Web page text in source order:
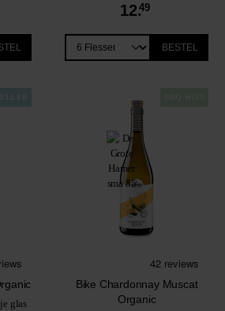
12.49
BESTEL
glas
Bike Chardonnay Muscat
Organic